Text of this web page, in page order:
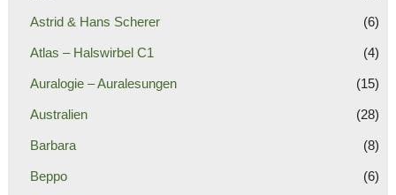
Astrid & Hans Scherer (6)
Atlas – Halswirbel C1 (4)
Auralogie – Auralesungen (15)
Australien (28)
Barbara (8)
Beppo (6)